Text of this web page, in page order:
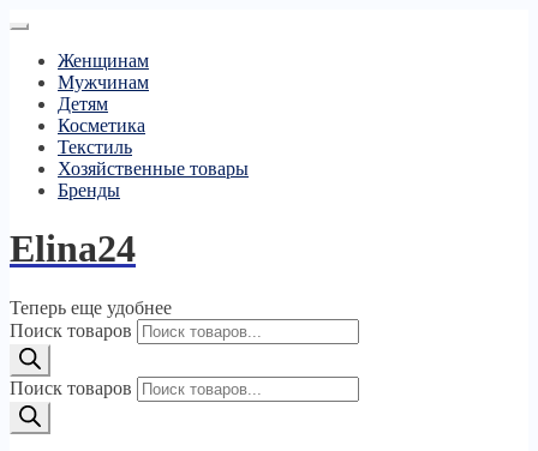
Женщинам
Мужчинам
Детям
Косметика
Текстиль
Хозяйственные товары
Бренды
Elina24
Теперь еще удобнее
Поиск товаров
Поиск товаров